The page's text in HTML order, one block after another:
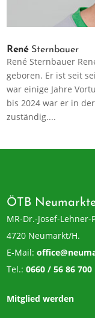
RenéSternbauer
René Sternbauer
geboren. Er ist seit
war einige Jahre
bis 2024 war er in
zuständig....
ÖTB
MR-Dr.-Josef-Lehner-
4720 Neumarkt/H.
E-Mail:
Tel.:0660 / 56 86 700
Mitglied werden